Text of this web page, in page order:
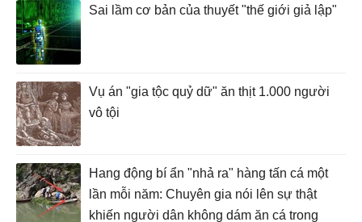
Sai lầm cơ bản của thuyết "thế giới giả lập"
Vụ án "gia tộc quỷ dữ" ăn thịt 1.000 người
vô tội
Hang động bí ẩn "nhả ra" hàng tấn cá một
lần mỗi năm: Chuyên gia nói lên sự thật
khiến người dân không dám ăn cá trong